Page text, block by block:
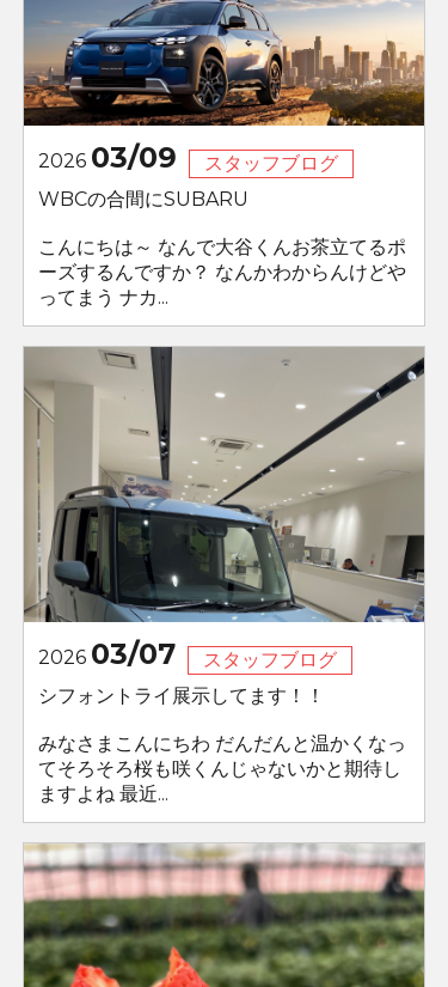
2026 03/09
スタッフブログ
WBCの合間にSUBARU
こんにちは～ なんで大谷くんお茶立てるポ
ーズするんですか？ なんかわからんけどや
ってまう ナカ...
2026 03/07
スタッフブログ
シフォントライ展示してます！！
みなさまこんにちわ だんだんと温かくなっ
てそろそろ桜も咲くんじゃないかと期待し
ますよね 最近...